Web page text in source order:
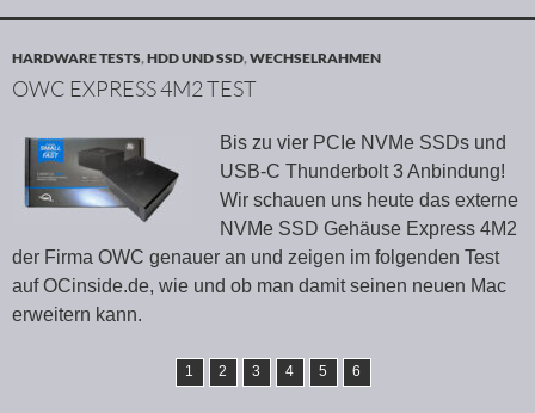
HARDWARE TESTS,HDD UND SSD,WECHSELRAHMEN
OWC EXPRESS 4M2 TEST
Bis zu vier PCIe NVMe SSDs und
USB-C Thunderbolt 3 Anbindung!
Wir schauen uns heute das externe
NVMe SSD Gehäuse Express 4M2
der Firma OWC genauer an und zeigen im folgenden Test
auf OCinside.de, wie und ob man damit seinen neuen Mac
erweitern kann.
1 2 3 4 5 6